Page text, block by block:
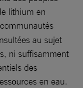
lithium en
au sujet
ni suffisamment
des
en eau.